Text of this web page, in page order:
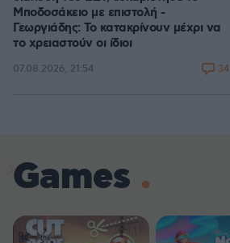
Μποδοσάκειο με επιστολή -
Γεωργιάδης: Το κατακρίνουν μέχρι να
το χρειαστούν οι ίδιοι
07.08.2026, 21:54 34
Games